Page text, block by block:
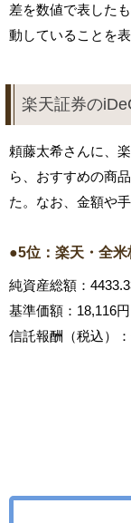
差を数値で表した
動していることを
楽天証券の
頼藤太希さんに、
ら、おすすめの商
た。なお、金額や
●5位：楽天・全
純資産総額：
基準価額：18,116円
信託報酬（税込）